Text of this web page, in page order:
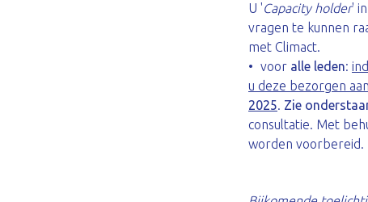
U 'Capacity holder'
vragen te kunnen
met Climact.
voor alle leden:
u deze bezorgen aan
2025. Zie
consultatie. Met
worden voorbereid.